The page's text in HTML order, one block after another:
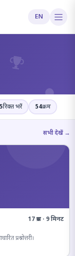
EN
रिक्त भरें 54क्रम
सभी देखें →
17 प्रश्न · 9 मिनट
प्रश्नोत्तरी।